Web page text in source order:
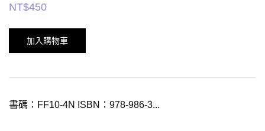
NT$450
加入購物車
書碼：FF10-4N ISBN：978-986-3...